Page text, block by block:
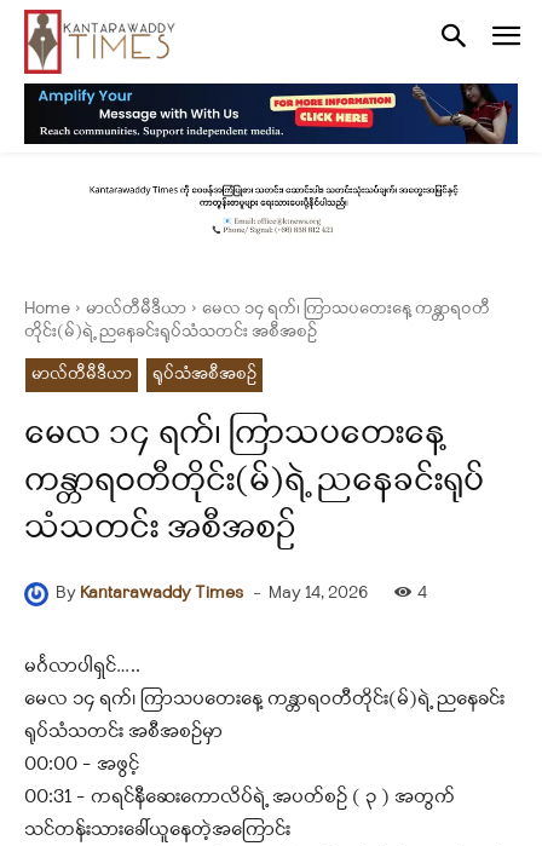
Home မာလ်တီမီဒီယာ
မေလ ၁၄ ရက်၊ ကြာသပတေးနေ့ ကန္တာရဝတီ
တိုင်း(မ်)ရဲ့ ညနေခင်းရုပ်သံသတင်း အစီအစဉ်
မာလ်တီမီဒီယာ
ရုပ်သံအစီအစဉ်
မေလ ၁၄ ရက်၊ ကြာသပတေးနေ့
ကန္တာရဝတီတိုင်း(မ်)ရဲ့ ညနေခင်းရုပ်
သံသတင်း အစီအစဉ်
By Kantarawaddy Times - May 14, 2026 4
မင်္ဂလာပါရှင်…..
မေလ ၁၄ ရက်၊ ကြာသပတေးနေ့ ကန္တာရဝတီတိုင်း(မ်)ရဲ့ ညနေခင်း
ရုပ်သံသတင်း အစီအစဉ်မှာ
00:00 – အဖွင့်
00:31 – ကရင်နီဆေးကောလိပ်ရဲ့ အပတ်စဉ် ( ၃ ) အတွက်
သင်တန်းသားခေါ်ယူနေတဲ့အကြောင်း